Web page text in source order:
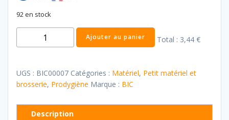
92 en stock
quantité
de
coco
zébré
Ajouter au panier Total : 3,44 €
UGS : BIC00007 Catégories : Matériel, Petit matériel et
brosserie, Prodygiène Marque : BIC
Description